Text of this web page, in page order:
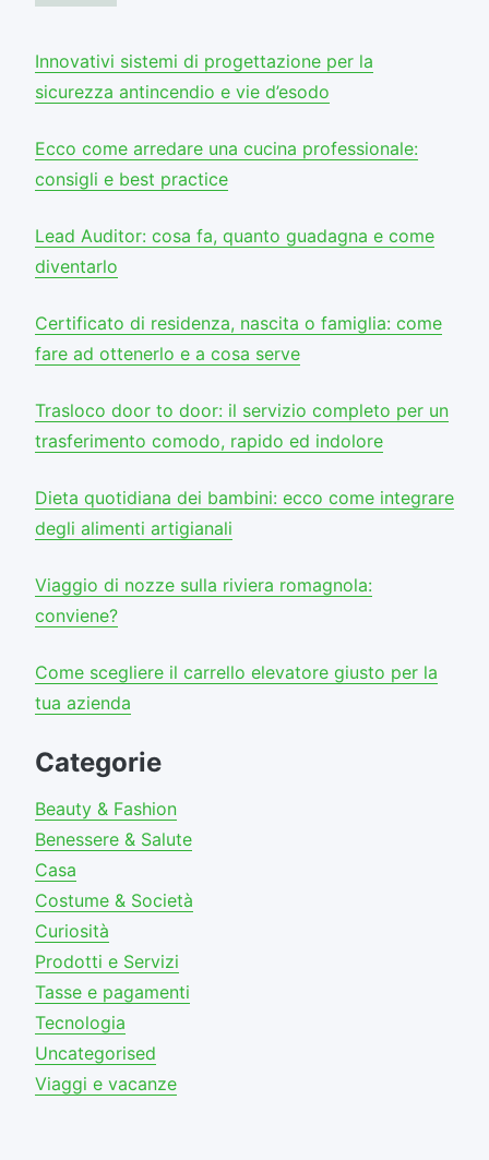
Innovativi sistemi di progettazione per la
sicurezza antincendio e vie d’esodo
Ecco come arredare una cucina professionale:
consigli e best practice
Lead Auditor: cosa fa, quanto guadagna e come
diventarlo
Certificato di residenza, nascita o famiglia: come
fare ad ottenerlo e a cosa serve
Trasloco door to door: il servizio completo per un
trasferimento comodo, rapido ed indolore
Dieta quotidiana dei bambini: ecco come integrare
degli alimenti artigianali
Viaggio di nozze sulla riviera romagnola:
conviene?
Come scegliere il carrello elevatore giusto per la
tua azienda
Categorie
Beauty & Fashion
Benessere & Salute
Casa
Costume & Società
Curiosità
Prodotti e Servizi
Tasse e pagamenti
Tecnologia
Uncategorised
Viaggi e vacanze